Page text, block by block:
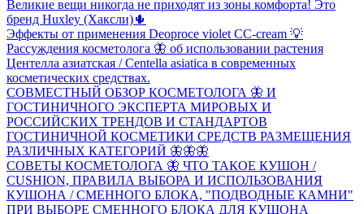
Великие вещи никогда не приходят из зоны комфорта! Это
бренд Huxley (Хаксли)🌵
Эффекты от применения Deoproce violet CC-сream 💡
Рассуждения косметолога 🦋 об использовании растения
Центелла азиатская / Centella asiatica в современных
косметических средствах.
СОВМЕСТНЫЙ ОБЗОР КОСМЕТОЛОГА 🦋 И
ГОСТИНИЧНОГО ЭКСПЕРТА МИРОВЫХ И
РОССИЙСКИХ ТРЕНДОВ И СТАНДАРТОВ
ГОСТИНИЧНОЙ КОСМЕТИКИ СРЕДСТВ РАЗМЕЩЕНИЯ
РАЗЛИЧНЫХ КАТЕГОРИЙ 🦋🦋🦋
СОВЕТЫ КОСМЕТОЛОГА 🦋 ЧТО ТАКОЕ КУШОН /
CUSHION, ПРАВИЛА ВЫБОРА И ИСПОЛЬЗОВАНИЯ
КУШОНА / СМЕННОГО БЛОКА, "ПОДВОДНЫЕ КАМНИ"
ПРИ ВЫБОРЕ СМЕННОГО БЛОКА ДЛЯ КУШОНА